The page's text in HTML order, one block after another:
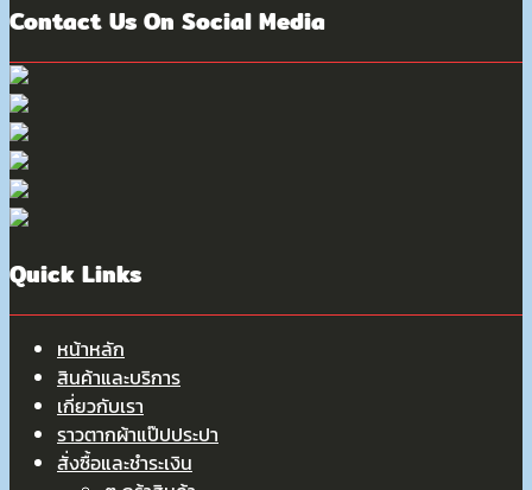
Contact Us On Social Media
Quick Links
หน้าหลัก
สินค้าและบริการ
เกี่ยวกับเรา
ราวตากผ้าแป๊ปประปา
สั่งซื้อและชำระเงิน